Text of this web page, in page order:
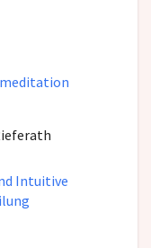
Intuitive